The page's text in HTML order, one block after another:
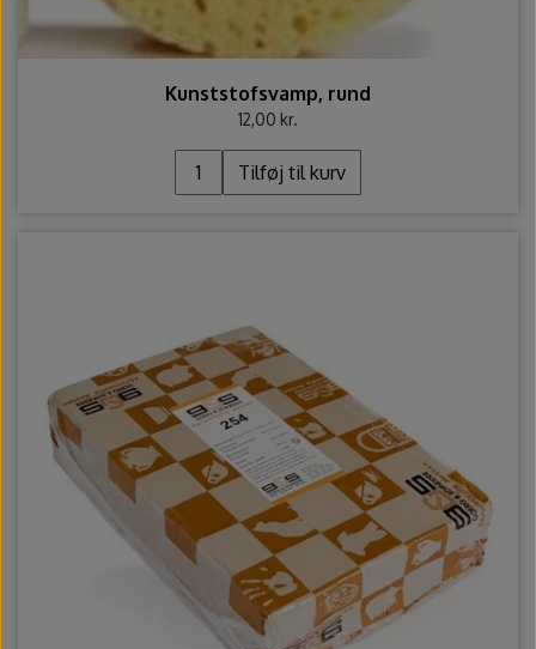
Kunststofsvamp, rund
12,00 kr.
Tilføj til kurv